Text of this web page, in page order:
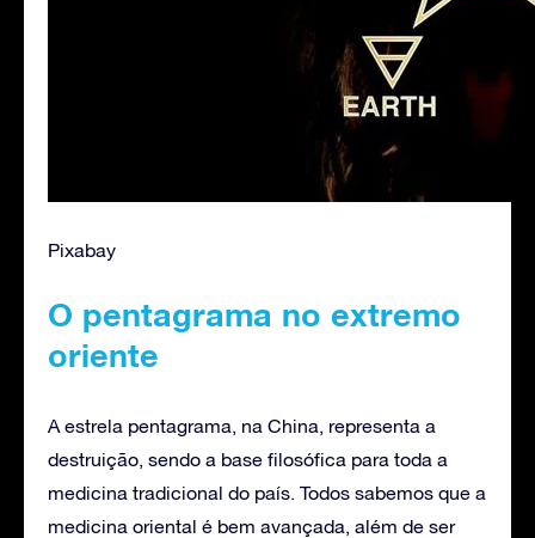
Pixabay
O pentagrama no extremo
oriente
A estrela pentagrama, na China, representa a
destruição, sendo a base filosófica para toda a
medicina tradicional do país. Todos sabemos que a
medicina oriental é bem avançada, além de ser